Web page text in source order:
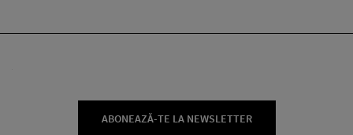
ABONEAZĂ-TE LA NEWSLETTER